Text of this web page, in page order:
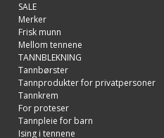
SALE
Merker
Frisk munn
Mellom tennene
TANNBLEKNING
Tannbørster
Tannprodukter for privatpersoner
Tannkrem
For proteser
Tannpleie for barn
Ising i tennene